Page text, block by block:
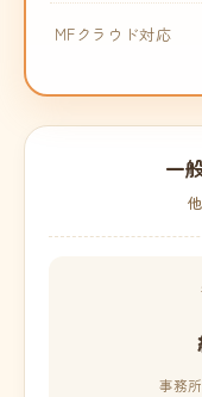
MFクラウド対応
一
事務